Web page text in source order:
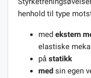
henhold til type
med ekstern
elastiske
på statikk
med sin egen